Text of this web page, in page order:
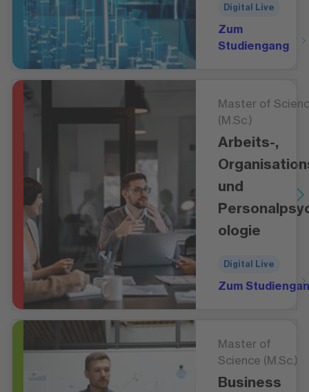
Digital Live
Zum
Studiengang
Master of
(M.Sc.)
Arbeits-,
und
ologie
Digital Live
Zum
Master of
Science (M.Sc.)
Business